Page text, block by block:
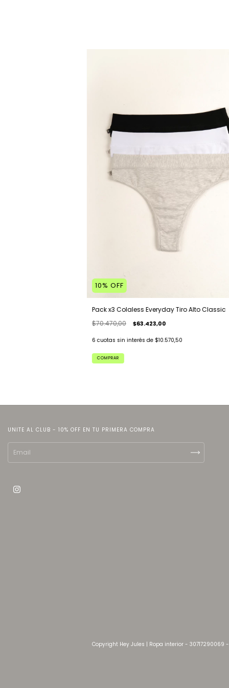
10% OFF
Pack x3 Colaless Everyday Tiro Alto Classic
$70.470,00
$63.423,00
6 cuotas sin interés de $10.570,50
COMPRAR
UNITE AL CLUB - 10% OFF EN TU PRIMERA COMPRA
Copyright Hey Jules | Ropa interior - 30717290069